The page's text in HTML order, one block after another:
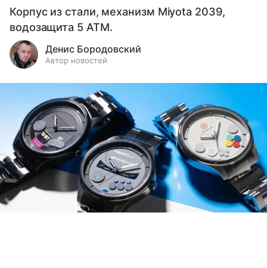
Корпус из стали, механизм Miyota 2039,
водозащита 5 ATM.
Денис Бородовский
Автор новостей